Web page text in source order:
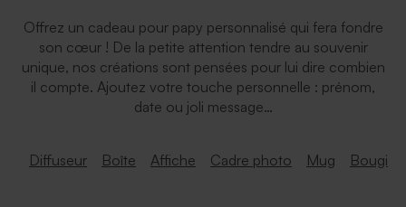
Offrez un cadeau pour papy personnalisé qui fera fondre
son cœur ! De la petite attention tendre au souvenir
unique, nos créations sont pensées pour lui dire combien
il compte. Ajoutez votre touche personnelle : prénom,
date ou joli message…
Diffuseur Boîte Affiche Cadre photo Mug Bougie